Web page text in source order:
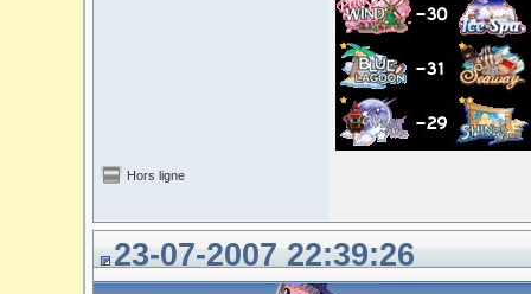
Hors ligne
23-07-2007 22:39:26